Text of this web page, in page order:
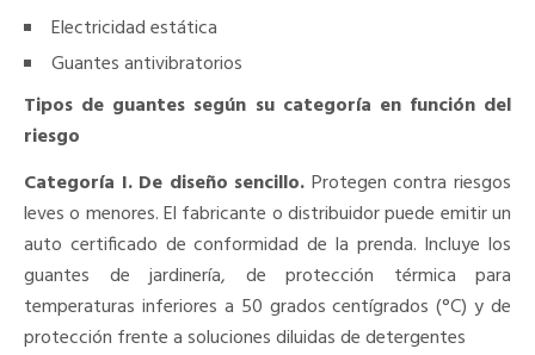
Electricidad estática
Guantes antivibratorios
Tipos de guantes según su categoría en función del
riesgo
Categoría I. De diseño sencillo. Protegen contra riesgos
leves o menores. El fabricante o distribuidor puede emitir un
auto certificado de conformidad de la prenda. Incluye los
guantes de jardinería, de protección térmica para
temperaturas inferiores a 50 grados centígrados (°C) y de
protección frente a soluciones diluidas de detergentes